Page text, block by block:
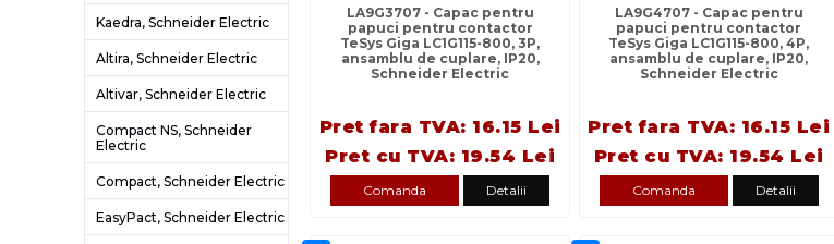
Kaedra, Schneider Electric
Altira, Schneider Electric
Altivar, Schneider Electric
Compact NS, Schneider
Electric
Compact, Schneider Electric
EasyPact, Schneider Electric
LA9G3707 - Capac pentru
papuci pentru contactor
TeSys Giga LC1G115-800, 3P,
ansamblu de cuplare, IP20,
Schneider Electric
Pret fara TVA: 16.15 Lei
Pret cu TVA: 19.54 Lei
Comanda Detalii
LA9G4707 - Capac pentru
papuci pentru contactor
TeSys Giga LC1G115-800, 4P,
ansamblu de cuplare, IP20,
Schneider Electric
Pret fara TVA: 16.15 Lei
Pret cu TVA: 19.54 Lei
Comanda Detalii